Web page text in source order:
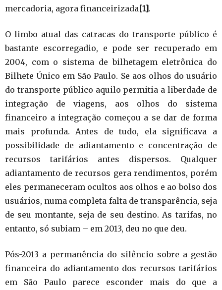
mercadoria, agora financeirizada[1].
O limbo atual das catracas do transporte público é
bastante escorregadio, e pode ser recuperado em
2004, com o sistema de bilhetagem eletrônica do
Bilhete Único em São Paulo. Se aos olhos do usuário
do transporte público aquilo permitia a liberdade de
integração de viagens, aos olhos do sistema
financeiro a integração começou a se dar de forma
mais profunda. Antes de tudo, ela significava a
possibilidade de adiantamento e concentração de
recursos tarifários antes dispersos. Qualquer
adiantamento de recursos gera rendimentos, porém
eles permaneceram ocultos aos olhos e ao bolso dos
usuários, numa completa falta de transparência, seja
de seu montante, seja de seu destino. As tarifas, no
entanto, só subiam – em 2013, deu no que deu.
Pós-2013 a permanência do silêncio sobre a gestão
financeira do adiantamento dos recursos tarifários
em São Paulo parece esconder mais do que a